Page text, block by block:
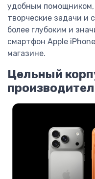
удобным
творческие задачи и
более глубоким и
смартфон Apple
магазине.
Цельный